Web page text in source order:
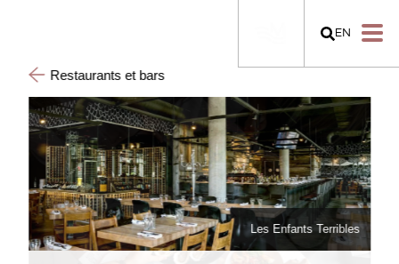
EN
Restaurants et bars
Les Enfants Terribles